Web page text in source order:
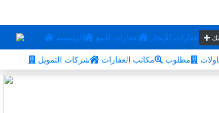
الرئيسية عقارات للبيع عقارات للإيجار
شركات التمويل مكاتب العقارات مطلوب